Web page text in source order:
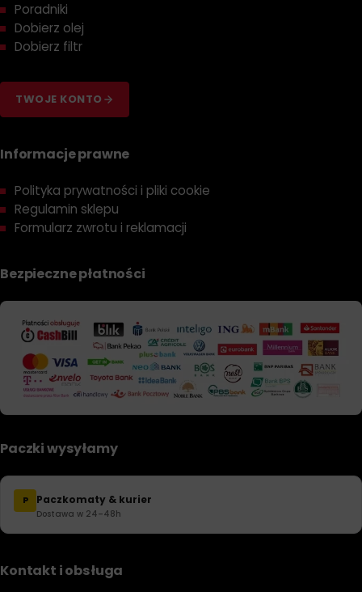
Poradniki
Dobierz olej
Dobierz filtr
TWOJE KONTO
Informacje prawne
Polityka prywatności i pliki cookie
Regulamin sklepu
Formularz zwrotu i reklamacji
Bezpieczne płatności
Paczki wysyłamy
P Paczkomaty & kurier
Dostawa w 24–48h
Kontakt i obsługa